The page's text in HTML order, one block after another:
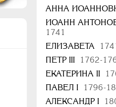
АННА
ИОАНН
1741
ЕЛИЗАВЕТА
ПЕТР III
1762-
ЕКАТЕРИНА II
ПАВЕЛ I
1796-
АЛЕКСАНДР I